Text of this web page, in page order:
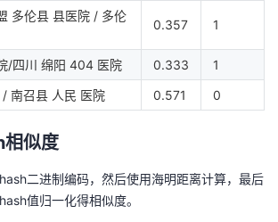
多伦县 县医院 / 多伦
0.357 1
/四川 绵阳 404 医院 0.333
1
南召县 人民 医院
0.571 0
相似度
二进制编码，然后使用海明距离计算，最后
值归一化得相似度。